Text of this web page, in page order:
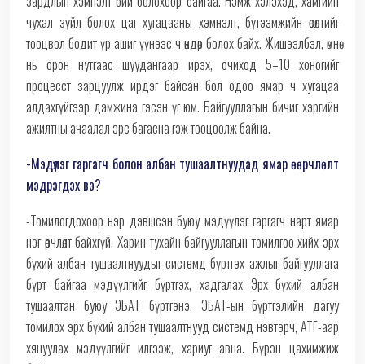
чухал зүйл болох цаг хугацааны хэмнэлт, бүтээмжийн өсөлтийг
тооцвол бодит үр ашиг үүнээс ч өндөр болох байх. Жишээлбэл, өмнө
нь орон нутгаас шуудангаар ирэх, очиход 5–10 хоногийг
процесст зарцуулж ирдэг байсан бол одоо ямар ч хугацаа
алдахгүйгээр дамжина гэсэн үг юм. Байгууллагын бичиг хэргийн
ажилтны ачаалал эрс багасна гэж тооцоолж байна.
-Мэдүүлэг гаргагч болон албан тушаалтнуудад ямар өөрчлөлт
мэдрэгдэх вэ?
-Томилогдохоор нэр дэвшсэн буюу мэдүүлэг гаргагч нарт ямар
нэг өөрчлөлт байхгүй. Харин тухайн байгууллагын томилгоо хийх эрх
бүхий албан тушаалтнуудыг системд бүртгэх ажлыг байгууллага
бүрт байгаа мэдүүлгийг бүртгэх, хадгалах Эрх бүхий албан
тушаалтан буюу ЭБАТ бүртгэнэ. ЭБАТ-ын бүртгэлийн дагуу
томилох эрх бүхий албан тушаалтнууд системд нэвтэрч, АТГ-аар
хянуулах мэдүүлгийг илгээж, хариуг авна. Бүрэн цахимжиж